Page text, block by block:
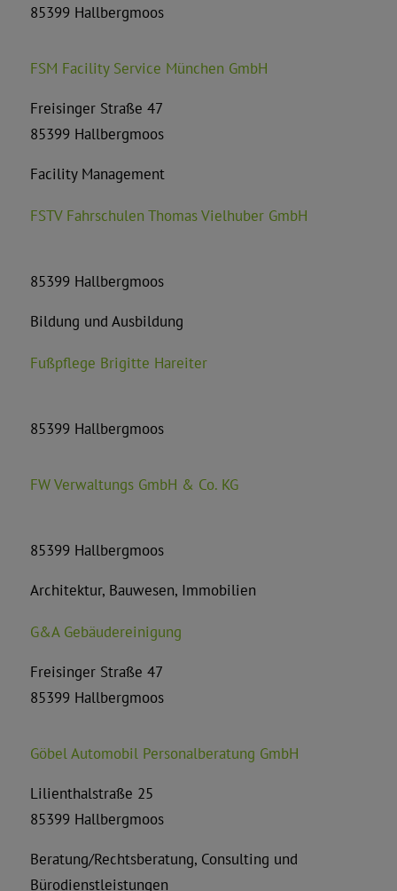
85399 Hallbergmoos
FSM Facility Service München GmbH
Freisinger Straße 47
85399 Hallbergmoos
Facility Management
FSTV Fahrschulen Thomas Vielhuber GmbH
85399 Hallbergmoos
Bildung und Ausbildung
Fußpflege Brigitte Hareiter
85399 Hallbergmoos
FW Verwaltungs GmbH & Co. KG
85399 Hallbergmoos
Architektur, Bauwesen, Immobilien
G&A Gebäudereinigung
Freisinger Straße 47
85399 Hallbergmoos
Göbel Automobil Personalberatung GmbH
Lilienthalstraße 25
85399 Hallbergmoos
Beratung/Rechtsberatung, Consulting und
Bürodienstleistungen